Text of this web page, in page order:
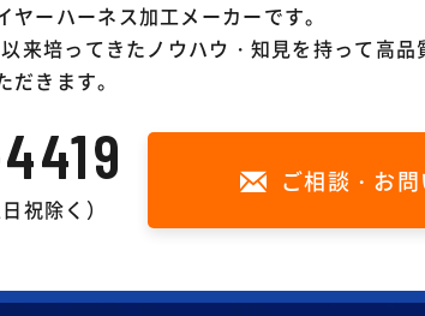
ーハーネス加工メーカーです。
来培ってきたノウハウ・知見を持って高品
きます。
祝除く）
ご相談・お